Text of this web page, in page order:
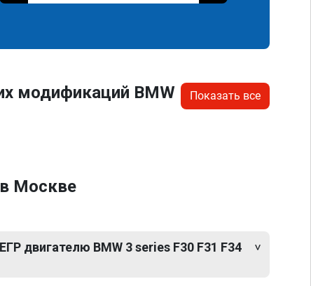
модификаций BMW
Показать все
Москве
двигателю BMW 3 series F30 F31 F34